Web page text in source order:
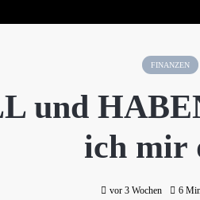
FINANZEN
und
ich mir
vor 3 Wochen 6